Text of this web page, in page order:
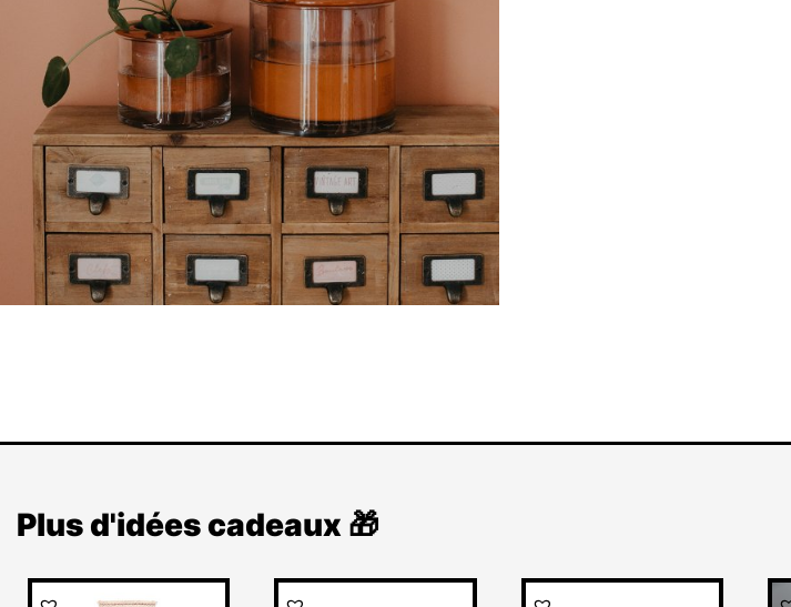
Plus d'idées cadeaux 🎁